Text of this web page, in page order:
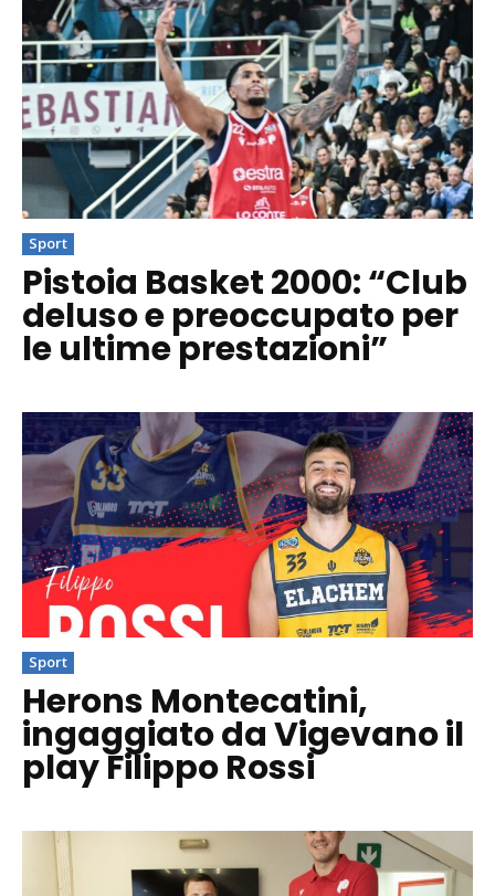
Sport
Pistoia Basket 2000: “Club
deluso e preoccupato per
le ultime prestazioni”
Sport
Herons Montecatini,
ingaggiato da Vigevano il
play Filippo Rossi